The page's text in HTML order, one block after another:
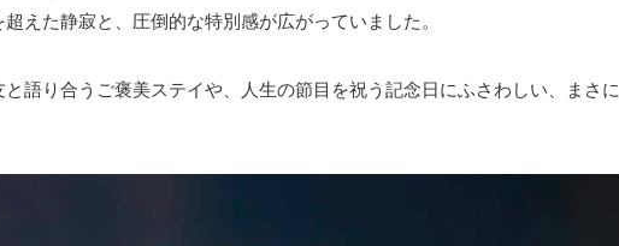
えた静寂と、圧倒的な特別感が広がっていました。
語り合うご褒美ステイや、人生の節目を祝う記念日にふさわしい、まさに